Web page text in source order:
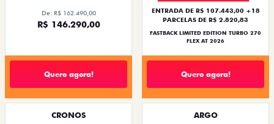
De: R$ 162.490,00
R$ 146.290,00
Quero agora!
ENTRADA DE R$ 107.443,00 +18
PARCELAS DE R$ 2.820,83
FASTBACK LIMITED EDITION TURBO 270
FLEX AT 2026
Quero agora!
CRONOS ARGO